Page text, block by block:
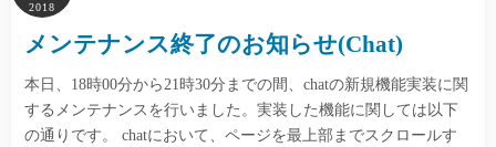
2018
メンテナンス終了のお知らせ(Chat)
本日、18時00分から21時30分までの間、chatの新規機能実装に関
するメンテナンスを行いました。実装した機能に関しては以下
の通りです。 chatにおいて、ページを最上部までスクロールす